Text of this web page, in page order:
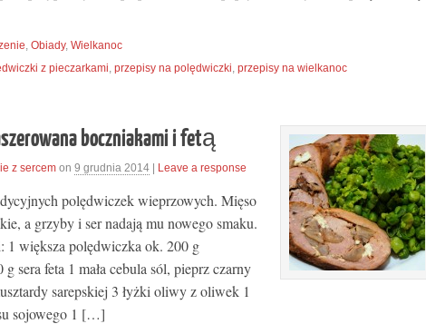
Obiady, Wielkanoc
z pieczarkami przepisy na polędwiczki przepisy na wielkanoc
boczniakami i fetą
z sercem on 9 grudnia 2014 | Leave a response
polędwiczek wieprzowych. Mięso
a grzyby i ser nadają mu nowego smaku.
1 większa polędwiczka ok. 200 g
sera feta 1 mała cebula sól, pieprz czarny
sarepskiej 3 łyżki oliwy z oliwek 1
sojowego 1 […]